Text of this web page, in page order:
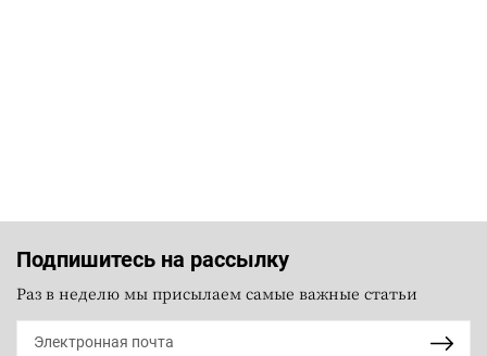
Подпишитесь на рассылку
Раз в неделю мы присылаем самые важные статьи